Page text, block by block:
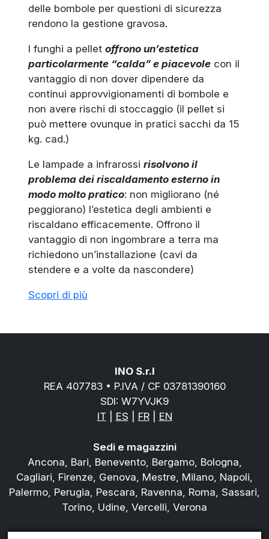
delle bombole per questioni di sicurezza
rendono la gestione gravosa.
I funghi a pellet offrono un’estetica
particolarmente “calda” e piacevolecon il
vantaggio di non dover dipendere da
continui approvvigionamenti di bombole e
non avere rischi di stoccaggio (il pellet si
può mettere ovunque in pratici sacchi da 15
kg. cad.)
Le lampade a infrarossi risolvono il
problema dei riscaldamento esterno in
modo molto pratico: non migliorano (né
peggiorano) l’estetica degli ambienti e
riscaldano efficacemente. Offrono il
vantaggio di non ingombrare a terra ma
richiedono un’installazione (cavi da
stendere e a volte da nascondere)
Scopri di più
INO S.r.l
REA 407783 • P.IVA / CF 03781390160
SDI: W7YVJK9
IT
ES FR| EN
Sedi e magazzini
Ancona, Bari, Benevento, Bergamo, Bologna,
Cagliari, Firenze, Genova, Mestre, Milano, Napoli,
Palermo, Perugia, Pescara, Ravenna, Roma, Sassari,
Torino, Udine, Vercelli, Verona